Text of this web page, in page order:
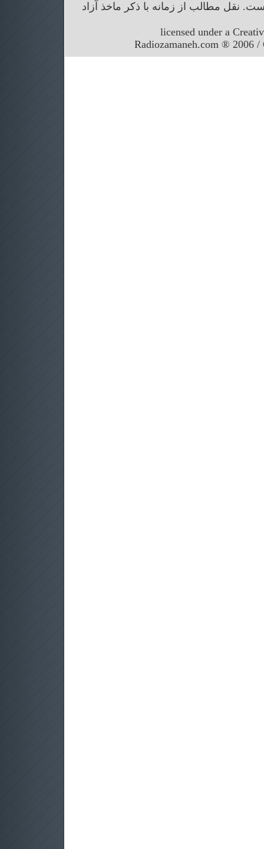
نقل مطالب از زمانه با ذکر ماخذ آزاد
licensed under a